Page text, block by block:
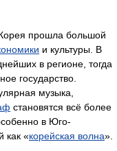
прошла большой
и культуры. В
в регионе, тогда
государство.
музыка,
становятся всё более
в Юго-
как «корейская волна».